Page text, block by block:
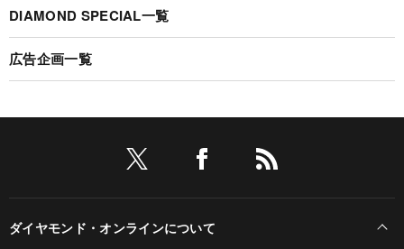
DIAMOND SPECIAL一覧
広告企画一覧
ダイヤモンド・オンラインについて